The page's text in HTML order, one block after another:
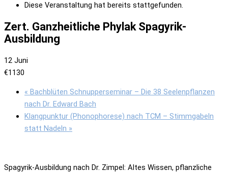
Diese Veranstaltung hat bereits stattgefunden.
Zert. Ganzheitliche Phylak Spagyrik-
Ausbildung
12 Juni
€1130
« Bachblüten Schnupperseminar – Die 38 Seelenpflanzen
nach Dr. Edward Bach
Klangpunktur (Phonophorese) nach TCM – Stimmgabeln
statt Nadeln »
Spagyrik-Ausbildung nach Dr. Zimpel: Altes Wissen, pflanzliche